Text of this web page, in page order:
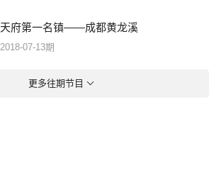
天府第一名镇——成都黄龙溪
2018-07-13期
更多往期节目